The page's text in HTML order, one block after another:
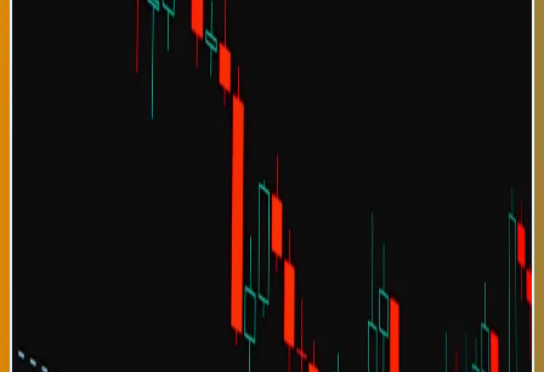
generando impulso económico continental. Estas revisiones
positivas generan optimismo en mercados financieros globales,
con índices accionarios subiendo 2.3% en respuesta a las
noticias. La economía global ha demostrado resiliencia
inesperada después de años de incertidumbre causada por
pandemia, guerra en Ucrania, crisis energética europea, y
tensiones comerciales China-Estados Unidos. El FMI atribuye
esta resiliencia a varios factores: reversión de la inflación a
rangos más normales, recuperación del sector turismo
internacional, y mayor inversión en tecnología verde en
economías desarrolladas. El crecimiento latinoamericano
específicamente es impulsado por demanda renovada de
commodities desde Asia, recuperación del consumo doméstico
en países con inflación controlada, y remesas crecientes desde
diásporas latinoamericanas en Europa y América del Norte. Para